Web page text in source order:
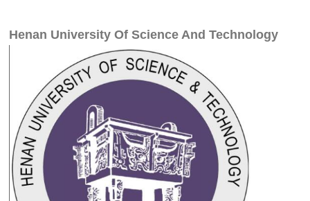
Henan University Of Science And Technology